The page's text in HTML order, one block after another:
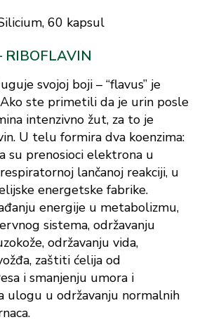
svojoj boji – “flavus” je
ste primetili da je urin posle
intenzivno žut, za to je
U telu formira dva koenzima:
su prenosioci elektrona u
lančanoj reakciji, u
energetske fabrike.
energije u metabolizmu,
sistema, održavanju
održavanju vida,
zaštiti ćelija od
i smanjenju umora i
ulogu u održavanju normalnih